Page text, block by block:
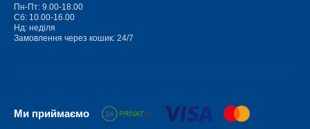
Пн-Пт: 9.00-18.00
Сб: 10.00-16.00
Нд: неділя
Замовлення через кошик: 24/7
Ми приймаємо